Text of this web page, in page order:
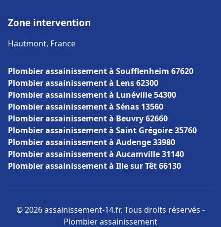
Zone intervention
Hautmont, France
Plombier assainissement à Soufflenheim 67620
Plombier assainissement à Lens 62300
Plombier assainissement à Lunéville 54300
Plombier assainissement à Sénas 13560
Plombier assainissement à Beuvry 62660
Plombier assainissement à Saint Grégoire 35760
Plombier assainissement à Audenge 33980
Plombier assainissement à Aucamville 31140
Plombier assainissement à Ille sur Têt 66130
© 2026 assainissement-14.fr. Tous droits réservés -
Plombier assainissement